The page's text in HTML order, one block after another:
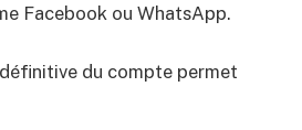
Facebook ou WhatsApp.
du compte permet